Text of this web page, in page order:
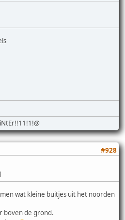
#928
wat kleine buitjes uit het noorden
boven de grond.